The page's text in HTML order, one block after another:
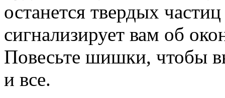
останется твердых
сигнализирует вам об
Повесьте шишки, чтобы
и все.